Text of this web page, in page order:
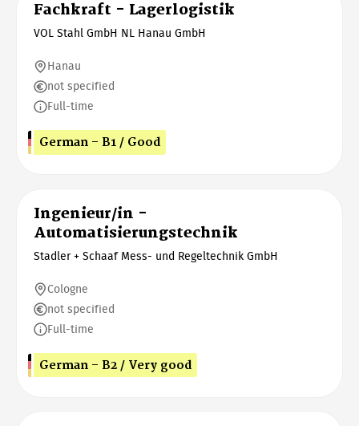
Fachkraft - Lagerlogistik
VOL Stahl GmbH NL Hanau GmbH
Hanau
not specified
Full-time
German - B1 / Good
Ingenieur/in -
Automatisierungstechnik
Stadler + Schaaf Mess- und Regeltechnik GmbH
Cologne
not specified
Full-time
German - B2 / Very good